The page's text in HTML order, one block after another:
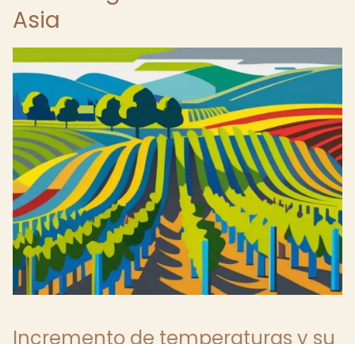
Asia
Incremento de temperaturas y su